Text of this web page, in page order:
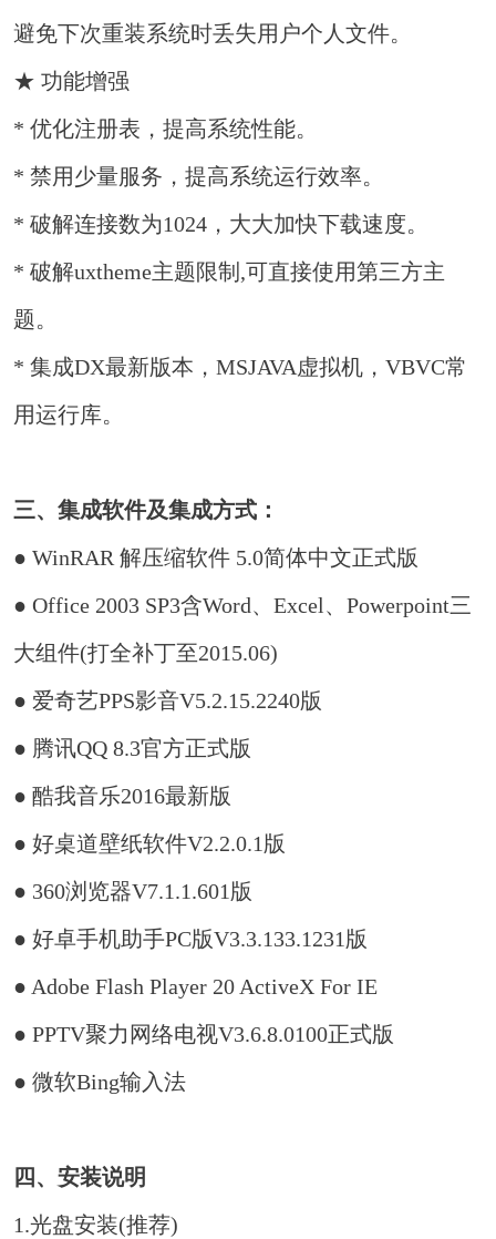
避免下次重装系统时丢失用户个人文件。
★ 功能增强
* 优化注册表，提高系统性能。
* 禁用少量服务，提高系统运行效率。
* 破解连接数为1024，大大加快下载速度。
* 破解uxtheme主题限制,可直接使用第三方主
题。
* 集成DX最新版本，MSJAVA虚拟机，VBVC常
用运行库。
三、集成软件及集成方式：
● WinRAR 解压缩软件 5.0简体中文正式版
● Office 2003 SP3含Word、Excel、Powerpoint三
大组件(打全补丁至2015.06)
● 爱奇艺PPS影音V5.2.15.2240版
● 腾讯QQ 8.3官方正式版
● 酷我音乐2016最新版
● 好桌道壁纸软件V2.2.0.1版
● 360浏览器V7.1.1.601版
● 好卓手机助手PC版V3.3.133.1231版
● Adobe Flash Player 20 ActiveX For IE
● PPTV聚力网络电视V3.6.8.0100正式版
● 微软Bing输入法
四、安装说明
1.光盘安装(推荐)